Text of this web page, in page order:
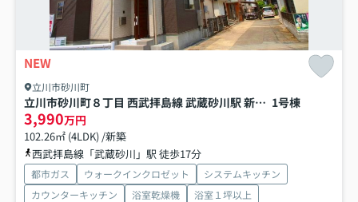
NEW
立川市砂川町
立川市砂川町８丁目 西武拝島線 武蔵砂川駅 新築戸建 1号棟
3,990万円
102.26㎡ (4LDK) /新築
西武拝島線「武蔵砂川」駅 徒歩17分
都市ガス ウォークインクロゼット
システムキッチン
カウンターキッチン
浴室乾燥機
浴室１坪以上